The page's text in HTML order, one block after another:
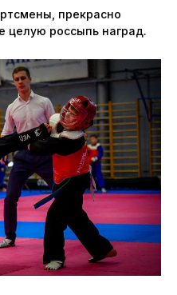
прекрасно
целую россыпь наград.